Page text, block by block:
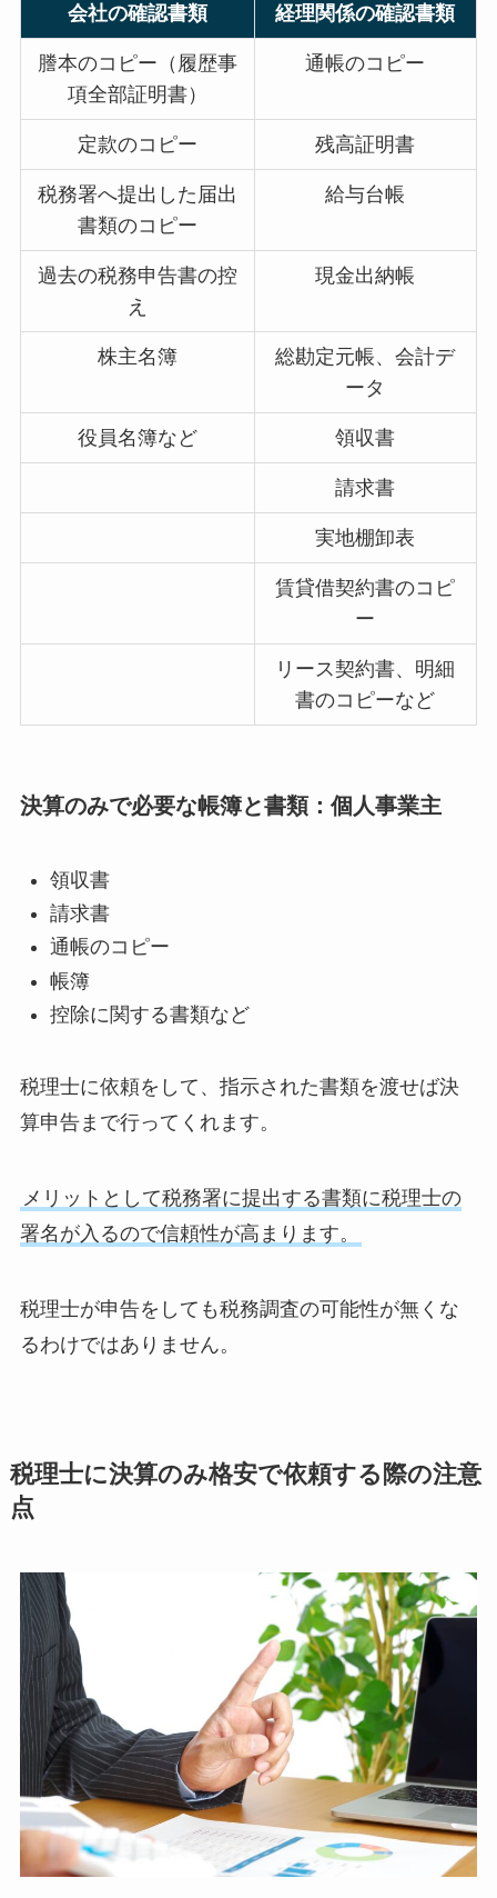
会社の確認書類 経理関係の確認書類
謄本のコピー（履歴事
項全部証明書）
通帳のコピー
定款のコピー 残高証明書
税務署へ提出した届出
書類のコピー
給与台帳
過去の税務申告書の控
え
現金出納帳
株主名簿
総勘定元帳、会計デ
ータ
役員名簿など 領収書
請求書
実地棚卸表
賃貸借契約書のコピ
ー
リース契約書、明細
書のコピーなど
決算のみで必要な帳簿と書類：個人事業主
領収書
請求書
通帳のコピー
帳簿
控除に関する書類など
税理士に依頼をして、指示された書類を渡せば決
算申告まで行ってくれます。
メリットとして税務署に提出する書類に税理士の
署名が入るので信頼性が高まります。
税理士が申告をしても税務調査の可能性が無くな
るわけではありません。
税理士に決算のみ格安で依頼する際の注意
点